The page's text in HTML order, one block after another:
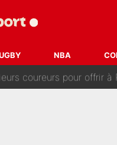
NBA
le nouveau sélectionneur de
historique de
offrir à Paul Seixas une